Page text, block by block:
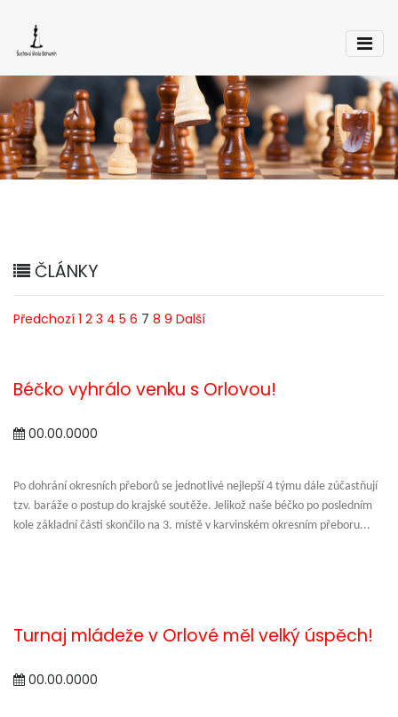
ČLÁNKY
Předchozí 1 2 3 4 5 6 7 8 9 Další
Béčko vyhrálo venku s Orlovou!
00.00.0000
Po dohrání okresních přeborů se jednotlivé nejlepší 4 týmu dále zúčastňují
tzv. baráže o postup do krajské soutěže. Jelikož naše béčko po posledním
kole základní části skončilo na 3. místě v karvinském okresním přeboru...
Turnaj mládeže v Orlové měl velký úspěch!
00.00.0000